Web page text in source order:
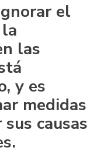
el
las
y es
medidas
causas